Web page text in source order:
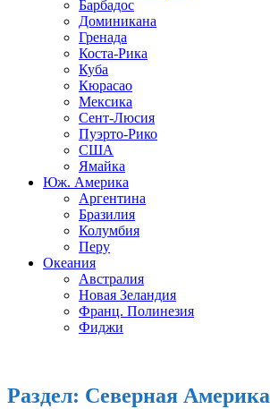
Барбадос
Доминикана
Гренада
Коста-Рика
Куба
Кюрасао
Мексика
Сент-Люсия
Пуэрто-Рико
США
Ямайка
Юж. Америка
Аргентина
Бразилия
Колумбия
Перу
Океания
Австралия
Новая Зеландия
Франц. Полинезия
Фиджи
Раздел: Северная Америка